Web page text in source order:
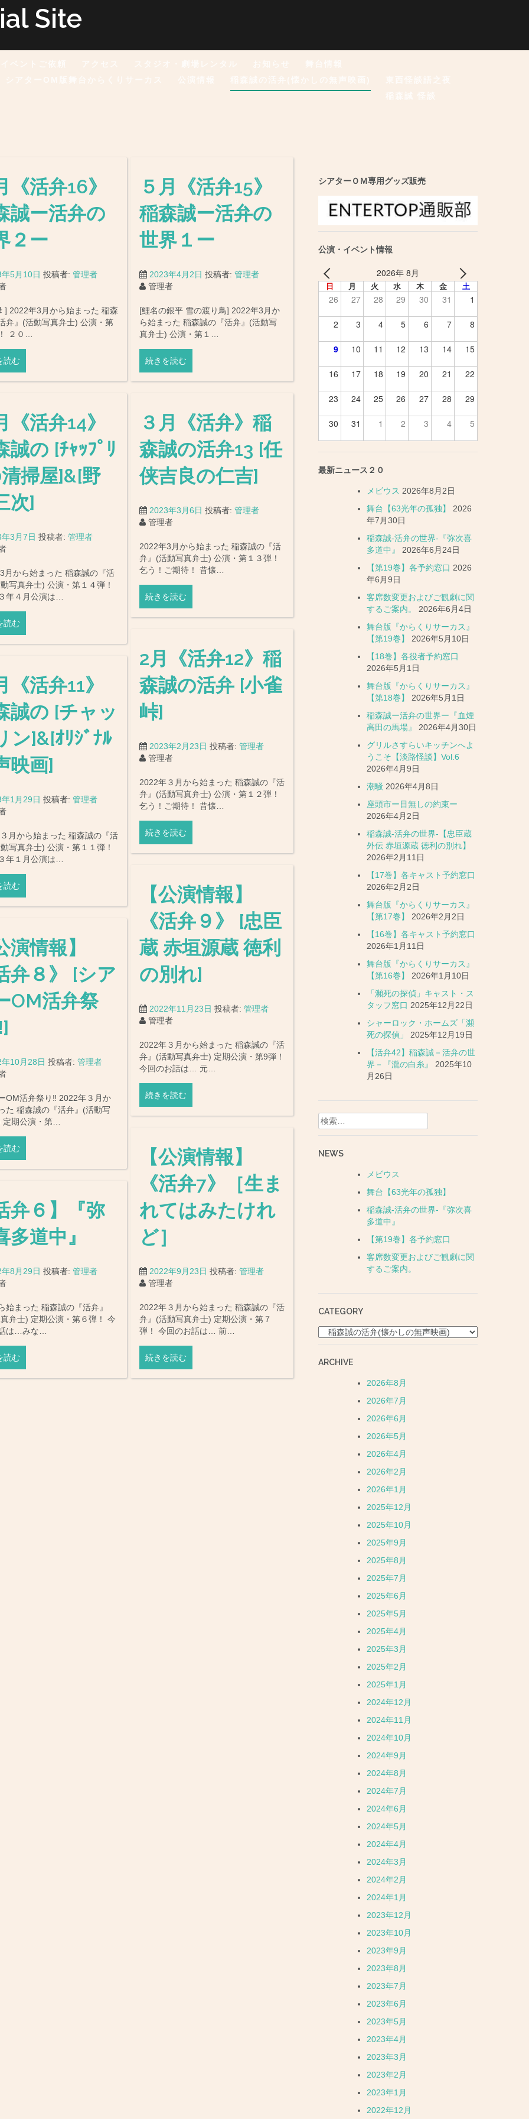
Site
《活弁16》
誠ー活弁の
２ー
5月10日 投稿者: 管理者
] 2022年3月から始まった 稲森
弁』(活動写真弁士) 公演・第
２０…
読む
５月《活弁15》
稲森誠ー活弁の
世界１ー
2023年4月2日 投稿者: 管理者
管理者
[鯉名の銀平 雪の渡り鳥] 2022年3月か
ら始まった 稲森誠の『活弁』(活動写
真弁士) 公演・第１…
続きを読む
《活弁14》
誠の [ﾁｬｯﾌﾟﾘ
掃屋]&[野
次]
3月7日 投稿者: 管理者
月から始まった 稲森誠の『活
写真弁士) 公演・第１４弾！
年４月公演は…
読む
３月《活弁》稲
森誠の活弁13 [任
侠吉良の仁吉]
2023年3月6日 投稿者: 管理者
管理者
2022年3月から始まった 稲森誠の『活
弁』(活動写真弁士) 公演・第１３弾！
乞う！ご期待！ 昔懐…
続きを読む
2月《活弁12》稲
森誠の活弁 [小雀
峠]
2023年2月23日 投稿者: 管理者
管理者
2022年３月から始まった 稲森誠の『活
弁』(活動写真弁士) 公演・第１２弾！
乞う！ご期待！ 昔懐…
続きを読む
《活弁11》
誠の [チャッ
ン]&[ｵﾘｼﾞﾅﾙ
映画]
1月29日 投稿者: 管理者
月から始まった 稲森誠の『活
写真弁士) 公演・第１１弾！
年１月公演は…
読む
【公演情報】
《活弁９》 [忠臣
蔵 赤垣源蔵 徳利
の別れ]
2022年11月23日 投稿者: 管理者
管理者
2022年３月から始まった 稲森誠の『活
弁』(活動写真弁士) 定期公演・第9弾！
今回のお話は… 元…
続きを読む
演情報】
弁８》 [シア
OM活弁祭
10月28日 投稿者: 管理者
OM活弁祭り‼︎ 2022年３月か
た 稲森誠の『活弁』(活動写
定期公演・第…
読む
【公演情報】
《活弁7》［生ま
れてはみたけれ
ど］
2022年9月23日 投稿者: 管理者
管理者
2022年３月から始まった 稲森誠の『活
弁』(活動写真弁士) 定期公演・第７
弾！ 今回のお話は… 前…
続きを読む
弁６】『弥
多道中』
8月29日 投稿者: 管理者
始まった 稲森誠の『活弁』
弁士) 定期公演・第６弾！ 今
は…みな…
読む
シアターＯＭ専用グッズ販売
公演・イベント情報
2026年 8月
日 月 火 水 木 金 土
26 27 28 29 30 31 1
2 3 4 5 6 7 8
9 10 11 12 13 14 15
16 17 18 19 20 21 22
23 24 25 26 27 28 29
30 31 1 2 3 4 5
最新ニュース２０
メビウス 2026年8月2日
舞台【63光年の孤独】
2026
年7月30日
稲森誠-活弁の世界-『弥次喜
多道中』
2026年6月24日
【第19巻】各予約窓口 2026
年6月9日
客席数変更およびご観劇に関
するご案内。
2026年6月4日
舞台版『からくりサーカス』
【第19巻】
2026年5月10日
【18巻】各役者予約窓口
2026年5月1日
舞台版『からくりサーカス』
【第18巻】
2026年5月1日
稲森誠ー活弁の世界ー『血煙
高田の馬場』
2026年4月30日
グリルさすらいキッチンへよ
うこそ【淡路怪談】Vol.6
2026年4月9日
潮騒 2026年4月8日
座頭市ー目無しの約束ー
2026年4月2日
稲森誠-活弁の世界-【忠臣蔵
外伝 赤垣源蔵 徳利の別れ】
2026年2月11日
【17巻】各キャスト予約窓口
2026年2月2日
舞台版『からくりサーカス』
【第17巻】
2026年2月2日
【16巻】各キャスト予約窓口
2026年1月11日
舞台版『からくりサーカス』
【第16巻】
2026年1月10日
「瀕死の探偵」キャスト・ス
タッフ窓口 2025年12月22日
シャーロック・ホームズ「瀕
死の探偵」
2025年12月19日
【活弁42】稲森誠－活弁の世
界－『瀧の白糸』
2025年10
月26日
検
索:
NEWS
メビウス
舞台【63光年の孤独】
稲森誠-活弁の世界-『弥次喜
多道中』
【第19巻】各予約窓口
客席数変更およびご観劇に関
するご案内。
CATEGORY
CATEGORY
ARCHIVE
2026年8月
2026年7月
2026年6月
2026年5月
2026年4月
2026年2月
2026年1月
2025年12月
2025年10月
2025年9月
2025年8月
2025年7月
2025年6月
2025年5月
2025年4月
2025年3月
2025年2月
2025年1月
2024年12月
2024年11月
2024年10月
2024年9月
2024年8月
2024年7月
2024年6月
2024年5月
2024年4月
2024年3月
2024年2月
2024年1月
2023年12月
2023年10月
2023年9月
2023年8月
2023年7月
2023年6月
2023年5月
2023年4月
2023年3月
2023年2月
2023年1月
2022年12月